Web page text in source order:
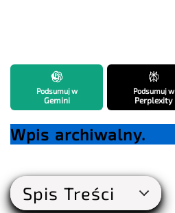
Podsumuj w
Gemini
Podsumuj w
Perplexity
Wpis archiwalny.
Spis Treści